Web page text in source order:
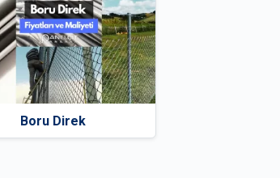
Boru Direk